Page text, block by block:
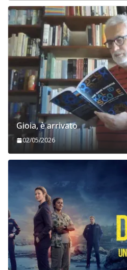
Gioia, è arrivato
02/05/2026